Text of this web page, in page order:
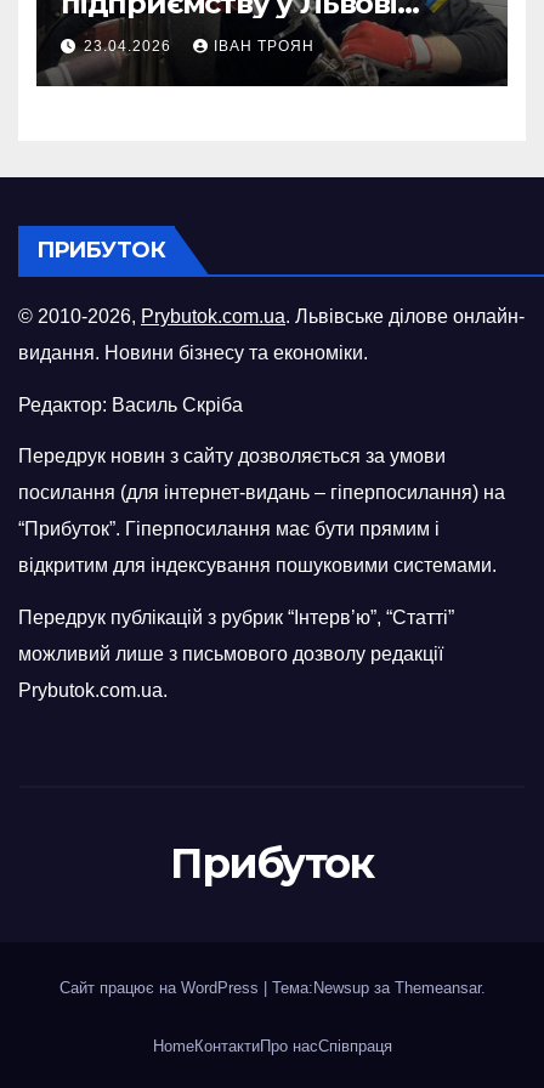
відновити виробничі
потужності після атаки
російського БПЛА
23.04.2026 ІВАН ТРОЯН
ПРИБУТОК
© 2010-2026, Prybutok.com.ua. Львівське ділове онлайн-
видання. Новини бізнесу та економіки.
Редактор: Василь Скріба
Передрук новин з сайту дозволяється за умови
посилання (для інтернет-видань – гіперпосилання) на
“Прибуток”. Гіперпосилання має бути прямим і
відкритим для індексування пошуковими системами.
Передрук публікацій з рубрик “Інтерв’ю”, “Статті”
можливий лише з письмового дозволу редакції
Prybutok.com.ua.
Прибуток
Сайт працює на WordPress Тема:Newsup за Themeansar.
HomeКонтактиПро насСпівпраця